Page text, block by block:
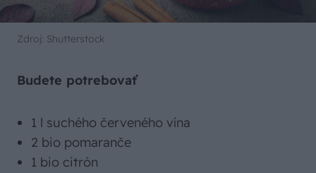
Zdroj: Shutterstock
Budete potrebovať
1 l suchého červeného vína
2 bio pomaranče
1 bio citrón